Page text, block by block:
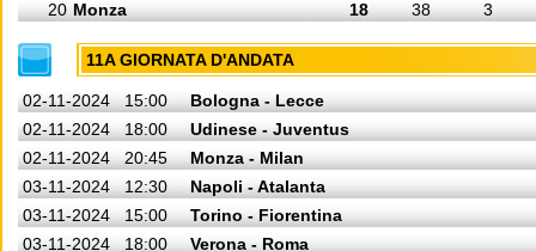
20 Monza 18 38 3
11A GIORNATA D'ANDATA
02-11-2024 15:00
Bologna - Lecce
02-11-2024
18:00
Udinese - Juventus
02-11-2024
20:45
Monza - Milan
03-11-2024
12:30
Napoli - Atalanta
03-11-2024
15:00
Torino - Fiorentina
03-11-2024
18:00
Verona - Roma